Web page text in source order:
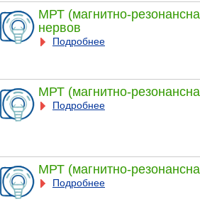
МРТ (магнитно-
нервов
Подробнее
МРТ (магнитно-
Подробнее
МРТ (магнитно-
Подробнее